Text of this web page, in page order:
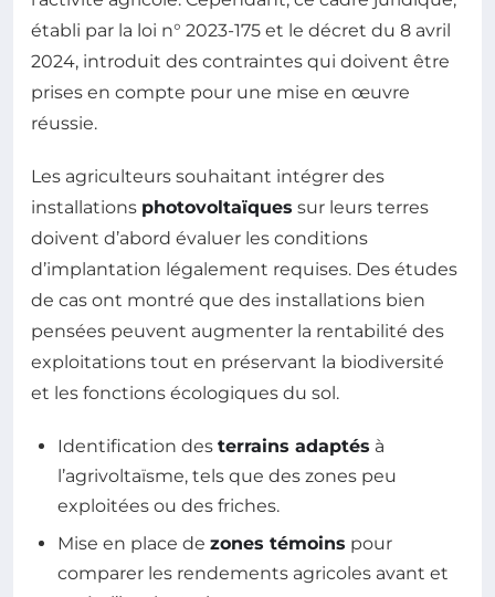
établi par la loi n° 2023-175 et le décret du 8 avril
2024, introduit des contraintes qui doivent être
prises en compte pour une mise en œuvre
réussie.
Les agriculteurs souhaitant intégrer des
installations photovoltaïques sur leurs terres
doivent d’abord évaluer les conditions
d’implantation légalement requises. Des études
de cas ont montré que des installations bien
pensées peuvent augmenter la rentabilité des
exploitations tout en préservant la biodiversité
et les fonctions écologiques du sol.
Identification des terrains adaptés à
l’agrivoltaïsme, tels que des zones peu
exploitées ou des friches.
Mise en place de zones témoins pour
comparer les rendements agricoles avant et